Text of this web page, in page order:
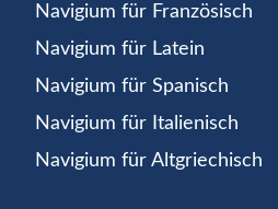
Navigium für Französisch
Navigium für Latein
Navigium für Spanisch
Navigium für Italienisch
Navigium für Altgriechisch